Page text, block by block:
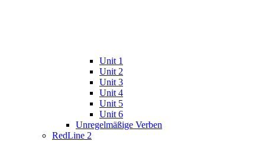
Unit 1
Unit 2
Unit 3
Unit 4
Unit 5
Unit 6
Unregelmäßige Verben
RedLine 2